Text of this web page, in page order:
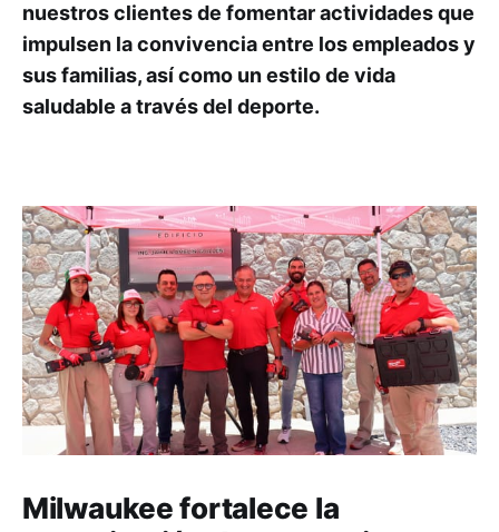
nuestros clientes de fomentar actividades que
impulsen la convivencia entre los empleados y
sus familias, así como un estilo de vida
saludable a través del deporte.
Milwaukee fortalece la